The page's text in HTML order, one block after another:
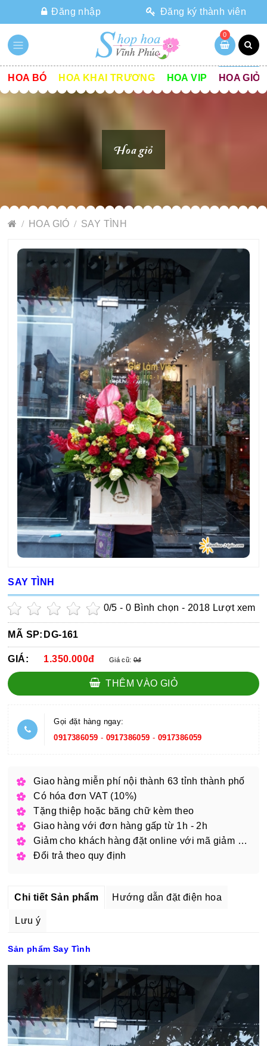
Đăng nhập Đăng ký thành viên
0
HOA BÓ HOA KHAI TRƯƠNG HOA VIP HOA GIỎ
Hoa giỏ
HOA GIỎ SAY TÌNH
SAY TÌNH
0/5 -0 Bình chọn - 2018 Lượt xem
MÃ SP: DG-161
GIÁ: 1.350.000đ Giá cũ:0đ
THÊM VÀO GIỎ
Gọi đặt hàng ngay:
0917386059 - 0917386059 - 0917386059
Giao hàng miễn phí nội thành 63 tỉnh thành phố
Có hóa đơn VAT (10%)
Tặng thiệp hoặc băng chữ kèm theo
Giao hàng với đơn hàng gấp từ 1h - 2h
Giảm cho khách hàng đặt online với mã giảm giá
Đổi trả theo quy định
Chi tiết Sản phẩm Hướng dẫn đặt điện hoa
Lưu ý
Sản phẩm Say Tình